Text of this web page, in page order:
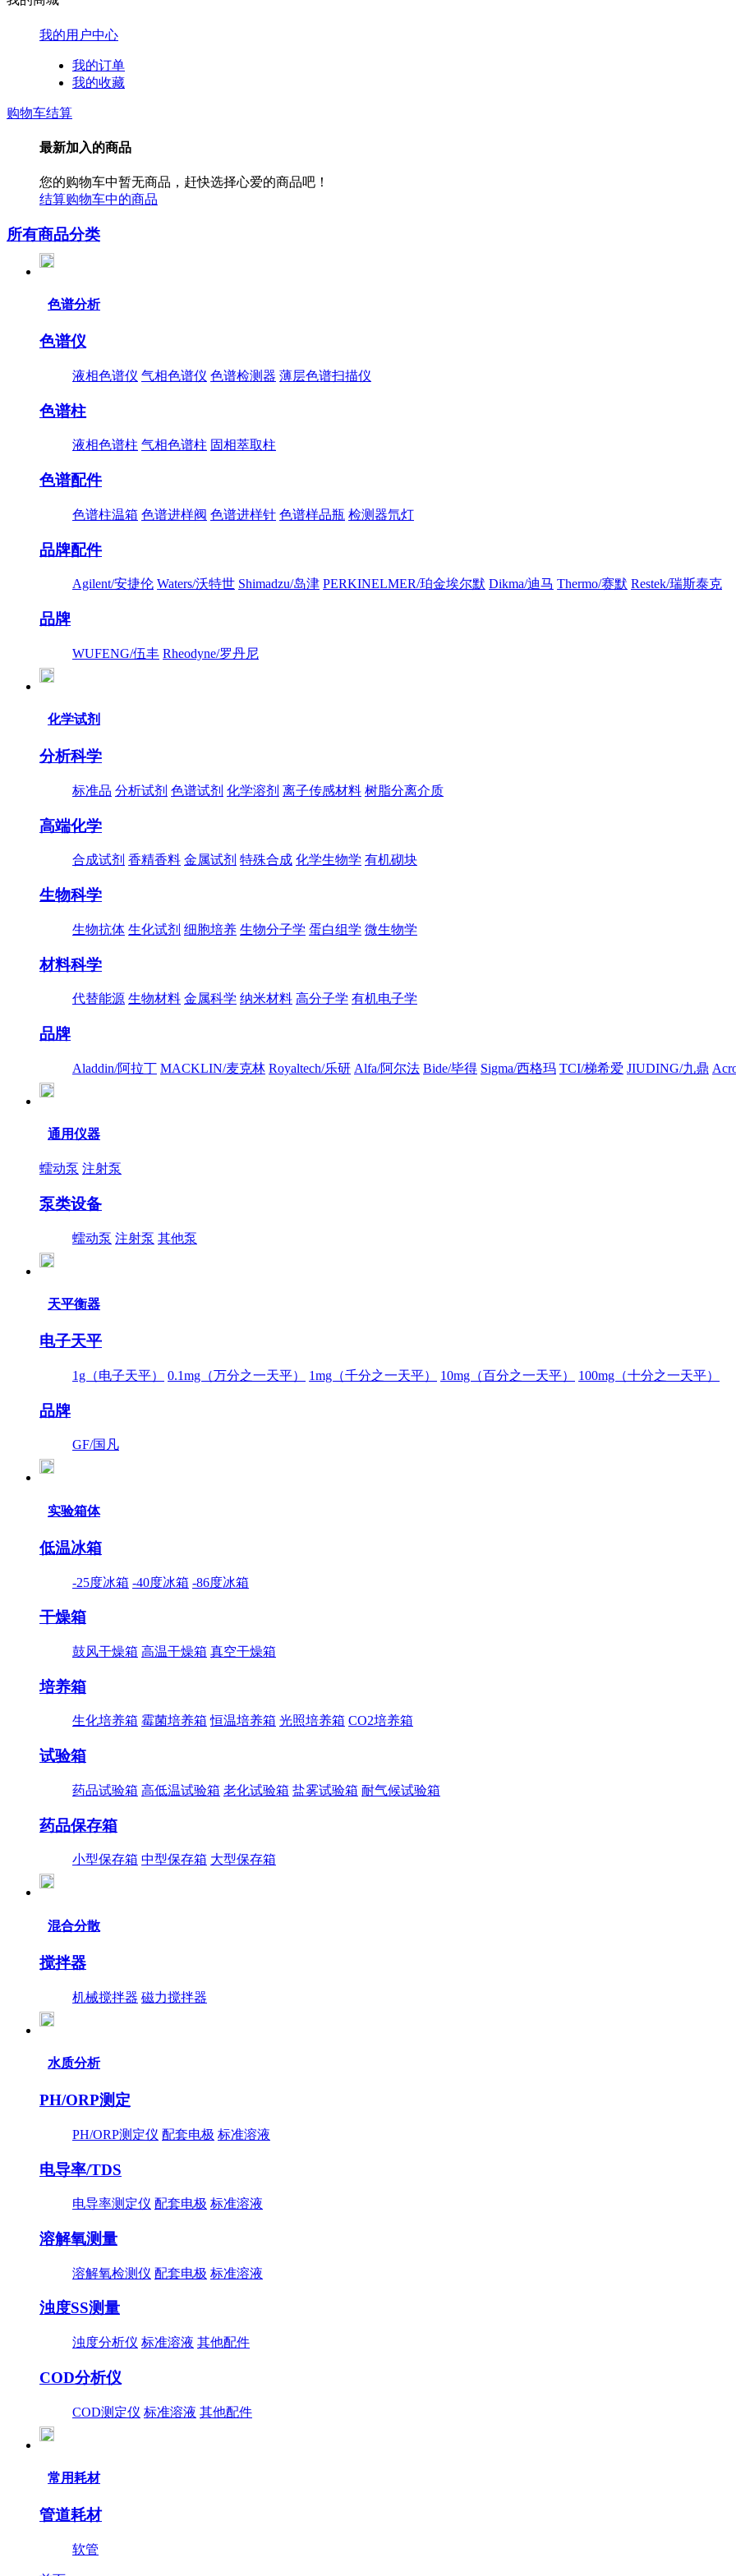
我的用户中心
我的订单
我的收藏
购物车结算
最新加入的商品
您的购物车中暂无商品，赶快选择心爱的商品吧！
结算购物车中的商品
所有商品分类
色谱分析
色谱仪
液相色谱仪 气相色谱仪 色谱检测器 薄层色谱扫描仪
色谱柱
液相色谱柱 气相色谱柱 固相萃取柱
色谱配件
色谱柱温箱 色谱进样阀 色谱进样针 色谱样品瓶 检测器氘灯
品牌配件
Agilent/安捷伦 Waters/沃特世 Shimadzu/岛津 PERKINELMER/珀金埃尔默 Dikma/迪马 Thermo/赛默 Restek/瑞斯泰克
品牌
WUFENG/伍丰 Rheodyne/罗丹尼
化学试剂
分析科学
标准品 分析试剂 色谱试剂 化学溶剂 离子传感材料 树脂分离介质
高端化学
合成试剂 香精香料 金属试剂 特殊合成 化学生物学 有机砌块
生物科学
生物抗体 生化试剂 细胞培养 生物分子学 蛋白组学 微生物学
材料科学
代替能源 生物材料 金属科学 纳米材料 高分子学 有机电子学
品牌
Aladdin/阿拉丁 MACKLIN/麦克林 Royaltech/乐研 Alfa/阿尔法 Bide/毕得 Sigma/西格玛 TCI/梯希爱 JIUDING/九鼎
通用仪器
蠕动泵 注射泵
泵类设备
蠕动泵 注射泵 其他泵
天平衡器
电子天平
1g（电子天平） 0.1mg（万分之一天平） 1mg（千分之一天平） 10mg（百分之一天平） 100mg（十分之一天平）
品牌
GF/国凡
实验箱体
低温冰箱
-25度冰箱 -40度冰箱 -86度冰箱
干燥箱
鼓风干燥箱 高温干燥箱 真空干燥箱
培养箱
生化培养箱 霉菌培养箱 恒温培养箱 光照培养箱 CO2培养箱
试验箱
药品试验箱 高低温试验箱 老化试验箱 盐雾试验箱 耐气候试验箱
药品保存箱
小型保存箱 中型保存箱 大型保存箱
混合分散
搅拌器
机械搅拌器 磁力搅拌器
水质分析
PH/ORP测定
PH/ORP测定仪 配套电极 标准溶液
电导率/TDS
电导率测定仪 配套电极 标准溶液
溶解氧测量
溶解氧检测仪 配套电极 标准溶液
浊度SS测量
浊度分析仪 标准溶液 其他配件
COD分析仪
COD测定仪 标准溶液 其他配件
常用耗材
管道耗材
软管